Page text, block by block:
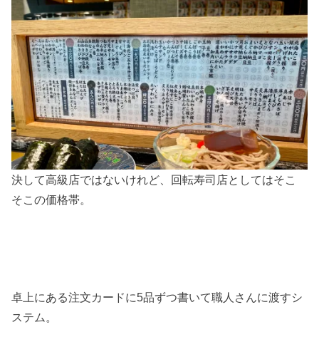
決して高級店ではないけれど、回転寿司店としてはそこ
そこの価格帯。
卓上にある注文カードに5品ずつ書いて職人さんに渡すシ
ステム。